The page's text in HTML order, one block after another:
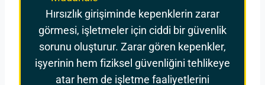
Hırsızlık girişiminde kepenklerin zarar
görmesi, işletmeler için ciddi bir güvenlik
sorunu oluşturur. Zarar gören kepenkler,
işyerinin hem fiziksel güvenliğini tehlikeye
atar hem de işletme faaliyetlerini